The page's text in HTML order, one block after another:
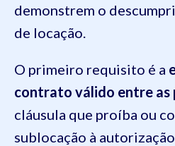
demonstrem o
de locação.
O primeiro requisito é a
contrato válido entre as
cláusula que proíba ou
sublocação à